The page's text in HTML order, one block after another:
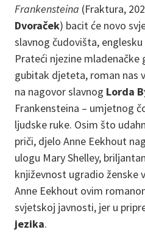
Frankensteina (Fraktura,
Dvoraček) bacit će novo
slavnog čudovišta,
Prateći njezine mladenačke
gubitak djeteta, roman nas
na nagovor slavnog Lorda
Frankensteina – umjetnog
ljudske ruke. Osim što
priči, djelo Anne Eekhout
ulogu Mary Shelley,
književnost ugradio ženske
Anne Eekhout ovim
svjetskoj javnosti, jer u
jezika.